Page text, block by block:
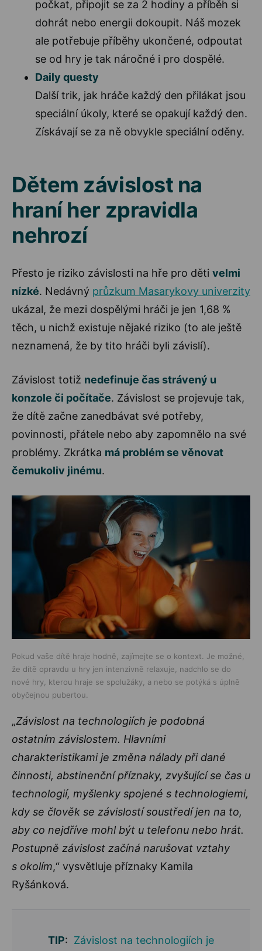
počkat, připojit se za 2 hodiny a příběh si
dohrát nebo energii dokoupit. Náš mozek
ale potřebuje příběhy ukončené, odpoutat
se od hry je tak náročné i pro dospělé.
Daily questy
Další trik, jak hráče každý den přilákat jsou
speciální úkoly, které se opakují každý den.
Získávají se za ně obvykle speciální oděny.
Dětem závislost na
hraní her zpravidla
nehrozí
Přesto je riziko závislosti na hře pro děti velmi
nízké. Nedávný průzkum Masarykovy univerzity
ukázal, že mezi dospělými hráči je jen 1,68 %
těch, u nichž existuje nějaké riziko (to ale ještě
neznamená, že by tito hráči byli závislí).
Závislost totiž nedefinuje čas strávený u
konzole či počítače. Závislost se projevuje tak,
že dítě začne zanedbávat své potřeby,
povinnosti, přátele nebo aby zapomnělo na své
problémy. Zkrátka má problém se věnovat
čemukoliv jinému.
Pokud vaše dítě hraje hodně, zajímejte se o kontext. Je možné,
že dítě opravdu u hry jen intenzivně relaxuje, nadchlo se do
nové hry, kterou hraje se spolužáky, a nebo se potýká s úplně
obyčejnou pubertou.
„Závislost na technologiích je podobná
ostatním závislostem. Hlavními
charakteristikami je změna nálady při dané
činnosti, abstinenční příznaky, zvyšující se čas u
technologií, myšlenky spojené s technologiemi,
kdy se člověk se závislostí soustředí jen na to,
aby co nejdříve mohl být u telefonu nebo hrát.
Postupně závislost začíná narušovat vztahy
s okolím,“ vysvětluje příznaky Kamila
Ryšánková.
TIP: Závislost na technologiích je